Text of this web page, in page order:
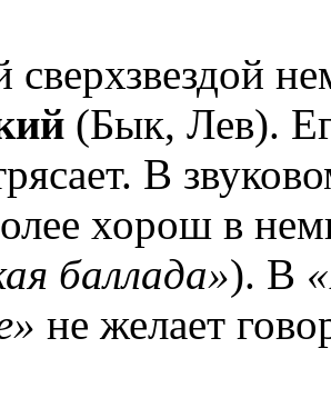
сверхзвездой
(Бык, Лев).
В
хорош в
баллада»). В
не желает